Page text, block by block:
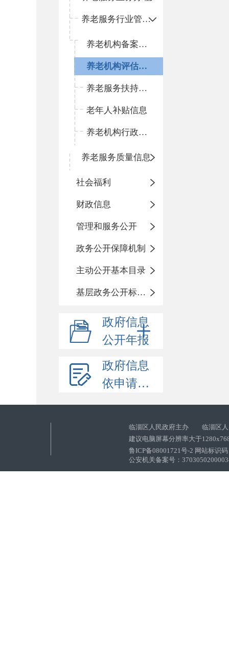
养老服务行业管理信息
养老机构备案信息
养老机构评估信息
养老服务扶持补贴信息
老年人补贴信息
养老机构行政处罚信息
养老服务质量信息
社会福利
财政信息
管理和服务公开
政务公开保障机制
主动公开基本目录
基层政务公开标准化目录
政府信息
公开年报
政府信息
依申请公开
临淄区人民政府主办 临淄区人
建议电脑屏幕分辨率大于
鲁ICP备08001721号-2 网站标识
公安机关备案号：